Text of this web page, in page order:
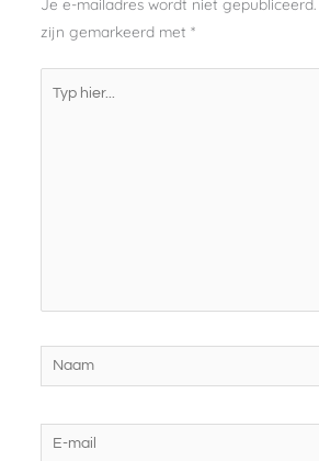
Je e-mailadres wordt niet gepubliceerd.
zijn gemarkeerd met *
Naam